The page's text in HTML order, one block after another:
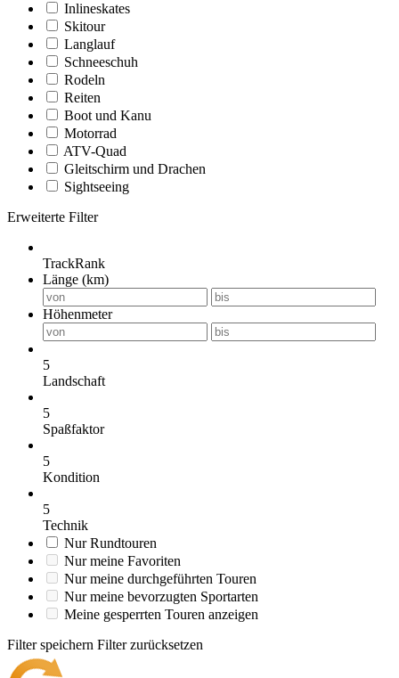
Inlineskates
Skitour
Langlauf
Schneeschuh
Rodeln
Reiten
Boot und Kanu
Motorrad
ATV-Quad
Gleitschirm und Drachen
Sightseeing
Erweiterte Filter
TrackRank
Länge (km)
Höhenmeter
5
Landschaft
5
Spaßfaktor
5
Kondition
5
Technik
Nur Rundtouren
Nur meine Favoriten
Nur meine durchgeführten Touren
Nur meine bevorzugten Sportarten
Meine gesperrten Touren anzeigen
Filter speichern Filter zurücksetzen